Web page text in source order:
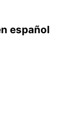
español